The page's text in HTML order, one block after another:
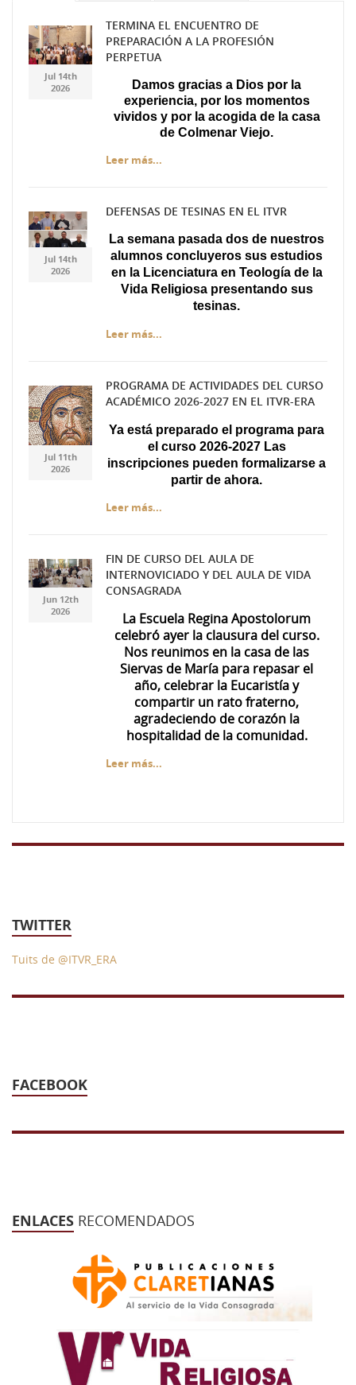
Jul 14th
2026
TERMINA EL ENCUENTRO DE
PREPARACIÓN A LA PROFESIÓN
PERPETUA
Damos gracias a Dios por la
experiencia, por los momentos
vividos y por la acogida de la casa
de Colmenar Viejo.
Leer más...
Diseño sin título.jpg
Diseño sin título.jpg
Jul 14th
2026
DEFENSAS DE TESINAS EN EL ITVR
La semana pasada dos de nuestros
alumnos concluyeros sus estudios
en la Licenciatura en Teología de la
Vida Religiosa presentando sus
tesinas.
Leer más...
Captura.JPG
Captura.JPG
Jul 11th
2026
PROGRAMA DE ACTIVIDADES DEL CURSO
ACADÉMICO 2026-2027 EN EL ITVR-ERA
Ya está preparado el programa para
el curso 2026-2027 Las
inscripciones pueden formalizarse a
partir de ahora.
Leer más...
7ea3c5ae-f537-447f-
a49d-da71d69674d0.jpg
7ea3c5ae-f537-447f-
a49d-da71d69674d0.jpg
Jun 12th
2026
FIN DE CURSO DEL AULA DE
INTERNOVICIADO Y DEL AULA DE VIDA
CONSAGRADA
La Escuela Regina Apostolorum
celebró ayer la clausura del curso.
Nos reunimos en la casa de las
Siervas de María para repasar el
año, celebrar la Eucaristía y
compartir un rato fraterno,
agradeciendo de corazón la
hospitalidad de la comunidad.
Leer más...
TWITTER
Tuits de @ITVR_ERA
FACEBOOK
ENLACES RECOMENDADOS